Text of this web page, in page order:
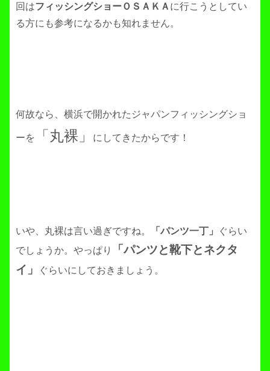
回はフィッシングショーＯＳＡＫＡ に行こうとしてい
る方にも参考になるかも知れません。
何故なら、横浜で開かれたジャパンフィッシングショ
ーを 「丸裸」 にしてきたからです！
いや、丸裸は言い過ぎですね。 「パンツ一丁」
ぐらい
でしょうか。やっぱり
「パンツと靴下とネクタ
イ」
ぐらいにしておきましょう。